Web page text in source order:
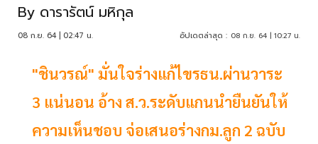
By ดารารัตน์ มหิกุล
08 ก.ย. 64 | 02:47 น. อัปเดตล่าสุด : 08 ก.ย. 64 | 10:27 น.
"ชินวรณ์" มั่นใจร่างแก้ไขรธน.ผ่านวาระ
3 แน่นอน อ้าง ส.ว.ระดับแกนนำยืนยันให้
ความเห็นชอบ จ่อเสนอร่างกม.ลูก 2 ฉบับ